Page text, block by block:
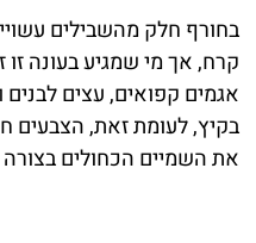
בחורף חלק מהשבילים
קרח, אך מי שמגיע בעונה
אגמים קפואים, עצים
בקיץ, לעומת זאת, הצבעים
את השמיים הכחולים